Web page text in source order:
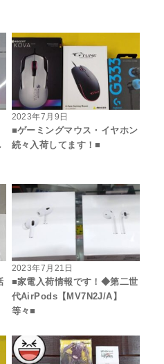
2023年7月9日
■ゲーミングマウス・イヤホン
続々入荷してます！■
2023年7月21日
■家電入荷情報です！◆第二世
代AirPods【MV7N2J/A】
等々■